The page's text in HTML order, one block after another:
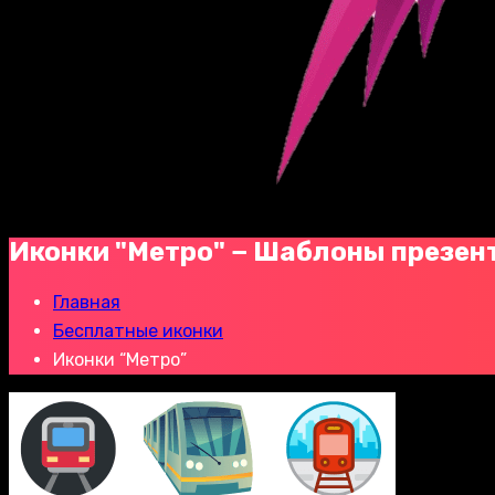
Иконки "Метро" − Шаблоны
Главная
Бесплатные иконки
Иконки “Метро”